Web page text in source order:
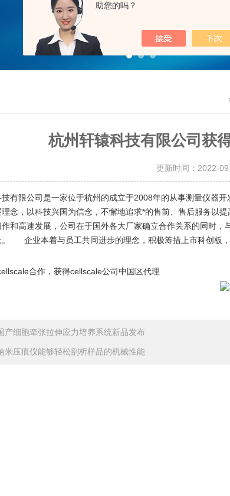
助您的吗？
杭州轩辕科技有限公司获
更新时间：2022-
技有限公司是一家位于杭州的成立于2008年的从事测量仪
理念，以科技兴国为信念，不懈地追求*的售前、售后服务
和高速发展，公司在于国外各大厂家确立合作关系的同时
。 企业本着与员工共同进步的理念，积极筹措上市科创板
合作，获得cellscale公司中国区代理
产细胞牵张拉伸应力培养系统新品发布
米压痕仪能够轻松剖析样品的机械性能